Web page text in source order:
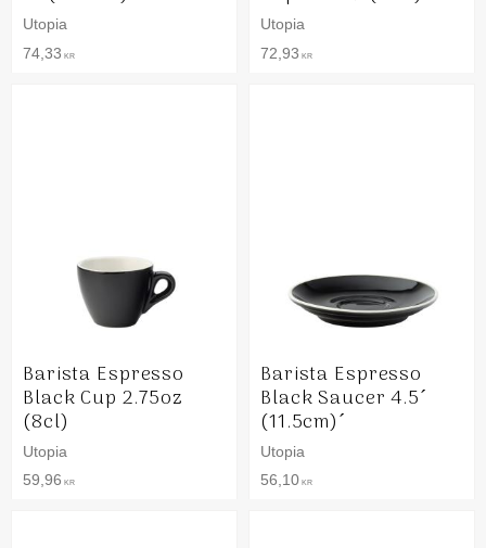
Utopia
74,33 KR
Utopia
72,93 KR
Barista Espresso
Black Cup 2.75oz
(8cl)
Utopia
59,96 KR
Barista Espresso
Black Saucer 4.5´
(11.5cm)´
Utopia
56,10 KR